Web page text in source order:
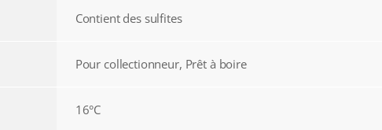
Contient des sulfites
Pour collectionneur, Prêt à boire
16°C